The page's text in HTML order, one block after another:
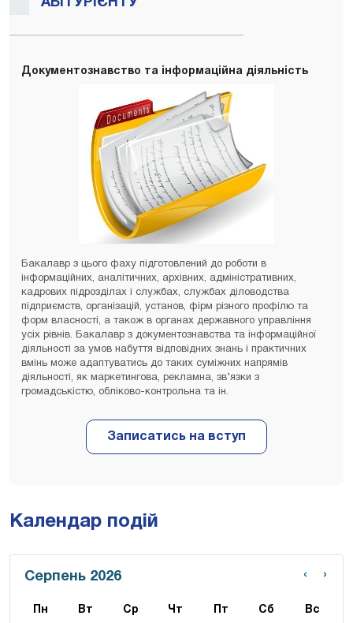
Документознавство та інформаційна діяльність
Бакалавр з цього фаху підготовлений до роботи в
інформаційних, аналітичних, архівних, адміністративних,
кадрових підрозділах і службах, службах діловодства
підприємств, організацій, установ, фірм різного профілю та
форм власності, а також в органах державного управління
усіх рівнів. Бакалавр з документознавства та інформаційної
діяльності за умов набуття відповідних знань і практичних
вмінь може адаптуватись до таких суміжних напрямів
діяльності, як маркетингова, рекламна, зв’язки з
громадськістю, обліково-контрольна та ін.
Календар подій
›
‹
Серпень 2026
Пн Вт Ср Чт Пт Сб Вс